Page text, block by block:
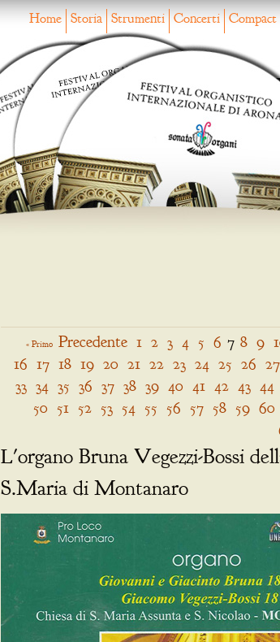
Home Storia Strumenti Concerti Compact
« Primo Precedente 1 2 3 4 5 6 7 8 9
16 17 18 19 20 21 22 23 24 25 26 27
33 34 35 36 37 38 39 40 41 42 43 44
50 51 52 53 54 55 56 57 58 59 60
L'organo Bruna Vegezzi-Bossi
S.Maria di Montanaro